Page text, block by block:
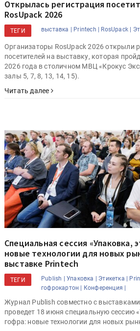
Открылась регистрация
RosUpack 2026
ТЕГИ выставка | Printech | RosUpack |
Организаторы RosUpack 2026 открыли
посетителей на выставку, которая
2026 года в столичном МВЦ «Крокус
залы 5, 7, 8, 13, 14, 15).
Читать далее
Специальная сессия «Упаковка,
новые технологии для новых
выставке Printech
ТЕГИ Publish | Упаковка | Этикетка |
гофрокартон |
Конференция |
Журнал Publish совместно с
проведет 18 июня специальную сессию
гофра: новые технологии для новых